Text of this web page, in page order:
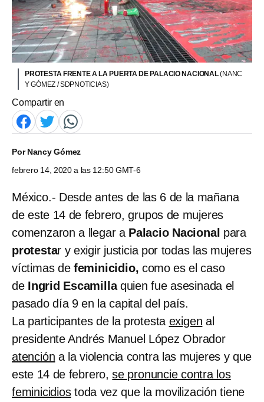
PROTESTA FRENTE A LA PUERTA DE PALACIO NACIONAL(NANC
Y GÓMEZ / SDPNOTICIAS)
Compartir en
PorNancy Gómez
febrero 14, 2020 a las 12:50 GMT-6
México.- Desde antes de las 6 de la mañana
de este 14 de febrero, grupos de mujeres
comenzaron a llegar a Palacio Nacional para
protestar y exigir justicia por todas las mujeres
víctimas de feminicidio, como es el caso
de Ingrid Escamillaquien fue asesinada el
pasado día 9 en la capital del país.
La participantes de la protesta exigen al
presidente Andrés Manuel López Obrador
atención a la violencia contra las mujeres y que
este 14 de febrero,se pronuncie contra los
feminicidiostoda vez que la movilización tiene